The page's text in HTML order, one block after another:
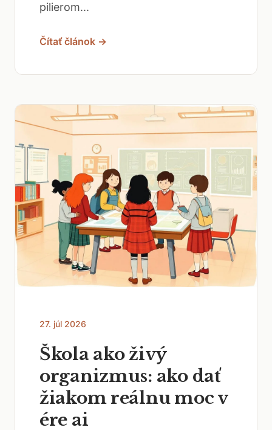
pilierom...
Čítať článok →
27. júl 2026
Škola ako živý
organizmus: ako dať
žiakom reálnu moc v
ére ai